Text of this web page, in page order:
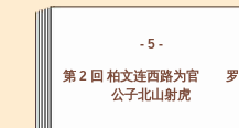
- 5 -
第 2 回 柏文连西路为官 罗
公子北山射虎